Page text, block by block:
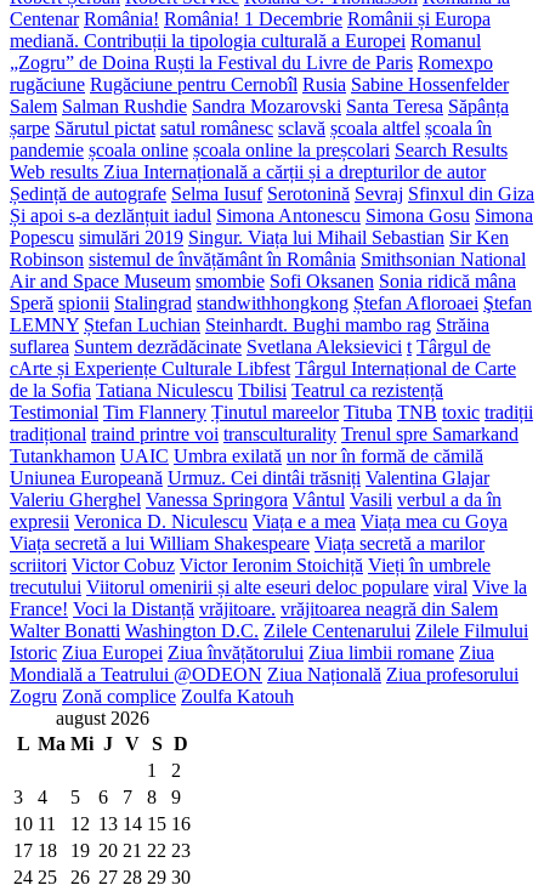
Centenar România! România! 1 Decembrie Românii și Europa
mediană. Contribuții la tipologia culturală a Europei Romanul
„Zogru” de Doina Ruști la Festival du Livre de Paris Romexpo
rugăciune Rugăciune pentru Cernobîl Rusia Sabine Hossenfelder
Salem Salman Rushdie Sandra Mozarovski Santa Teresa Săpânța
șarpe Sărutul pictat satul românesc sclavă școala altfel școala în
pandemie școala online școala online la preșcolari Search Results
Web results Ziua Internațională a cărții și a drepturilor de autor
Ședință de autografe Selma Iusuf Serotonină Sevraj Sfinxul din Giza
Și apoi s-a dezlănțuit iadul Simona Antonescu Simona Gosu Simona
Popescu simulări 2019 Singur. Viața lui Mihail Sebastian Sir Ken
Robinson sistemul de învățământ în România Smithsonian National
Air and Space Museum smombie Sofi Oksanen Sonia ridică mâna
Speră spionii Stalingrad standwithhongkong Ștefan Afloroaei Ştefan
LEMNY Ștefan Luchian Steinhardt. Bughi mambo rag Străina
suflarea Suntem dezrădăcinate Svetlana Aleksievici t Târgul de
cArte și Experiențe Culturale Libfest Târgul Internațional de Carte
de la Sofia Tatiana Niculescu Tbilisi Teatrul ca rezistență
Testimonial Tim Flannery Ținutul mareelor Tituba TNB toxic tradiții
tradițional traind printre voi transculturality Trenul spre Samarkand
Tutankhamon UAIC Umbra exilată un nor în formă de cămilă
Uniunea Europeană Urmuz. Cei dintâi trăsniți Valentina Glajar
Valeriu Gherghel Vanessa Springora Vântul Vasili verbul a da în
expresii Veronica D. Niculescu Viața e a mea Viața mea cu Goya
Viața secretă a lui William Shakespeare Viața secretă a marilor
scriitori Victor Cobuz Victor Ieronim Stoichiță Vieți în umbrele
trecutului Viitorul omenirii și alte eseuri deloc populare viral Vive la
France! Voci la Distanță vrăjitoare. vrăjitoarea neagră din Salem
Walter Bonatti Washington D.C. Zilele Centenarului Zilele Filmului
Istoric Ziua Europei Ziua învățătorului Ziua limbii romane Ziua
Mondială a Teatrului @ODEON Ziua Națională Ziua profesorului
Zogru Zonă complice Zoulfa Katouh
august 2026
L Ma Mi J V S D
1
2
3
4 5 6 7 8
9
10 11 12 13 14 15 16
17 18 19 20 21 22 23
24 25 26 27 28 29 30